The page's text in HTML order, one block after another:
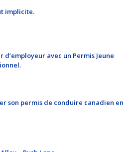
implicite.
d’employeur avec un Permis Jeune
son permis de conduire canadien en